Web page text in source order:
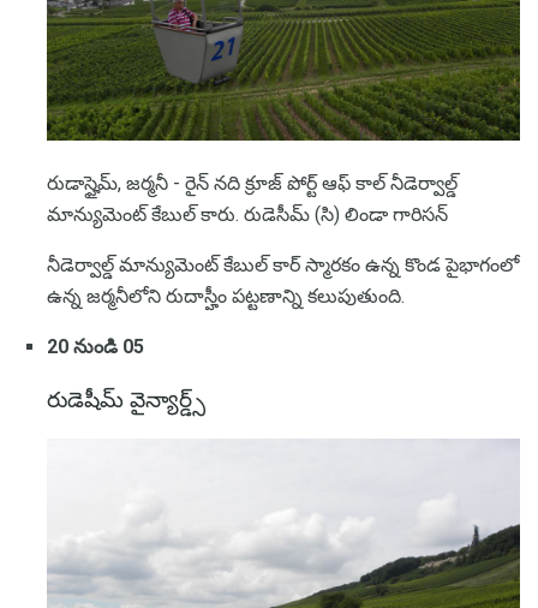
రుడాస్హైమ్, జర్మనీ - రైన్ నది క్రూజ్ పోర్ట్ ఆఫ్ కాల్ నీడెర్వాల్డ్
మాన్యుమెంట్ కేబుల్ కారు. రుడెసీమ్ (సి) లిండా గారిసన్
నీడెర్వాల్డ్ మాన్యుమెంట్ కేబుల్ కార్ స్మారకం ఉన్న కొండ పైభాగంలో
ఉన్న జర్మనీలోని రుదాస్హీం పట్టణాన్ని కలుపుతుంది.
20 నుండి 05
రుడెషీమ్ వైన్యార్డ్స్